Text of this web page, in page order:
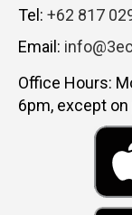
Tel: +62 817
Email:
Office Hours:
6pm, except